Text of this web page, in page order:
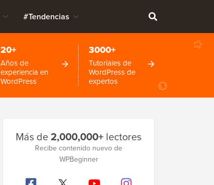
#Tendencias
20+
Años de
experiencia en
WordPress
3000+
Tutoriales de
WordPress de
expertos
lateral
Más de2,000,000+ lectores
Recibe contenido nuevo de
WPBeginner